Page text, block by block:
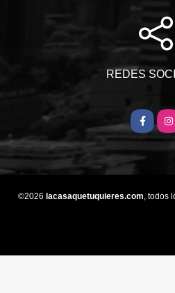
REDES
©2026 lacasaquetuquieres.com, todos